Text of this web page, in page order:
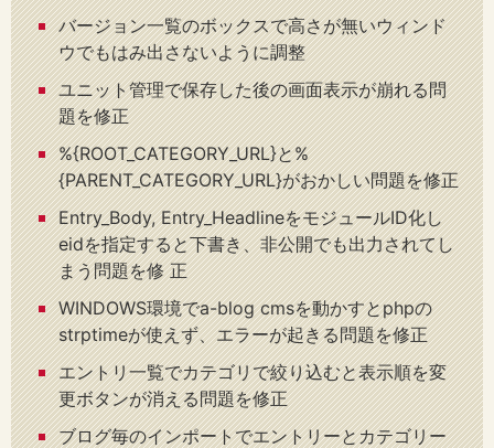
バージョン一覧のボックスで高さが無いウィンド
ウでもはみ出さないように調整
ユニット管理で保存した後の画面表示が崩れる問
題を修正
%{ROOT_CATEGORY_URL}と%
{PARENT_CATEGORY_URL}がおかしい問題を修正
Entry_Body, Entry_HeadlineをモジュールID化し
eidを指定すると下書き、非公開でも出力されてし
まう問題を修 正
WINDOWS環境でa-blog cmsを動かすとphpの
strptimeが使えず、エラーが起きる問題を修正
エントリ一覧でカテゴリで絞り込むと表示順を変
更ボタンが消える問題を修正
ブログ毎のインポートでエントリーとカテゴリー